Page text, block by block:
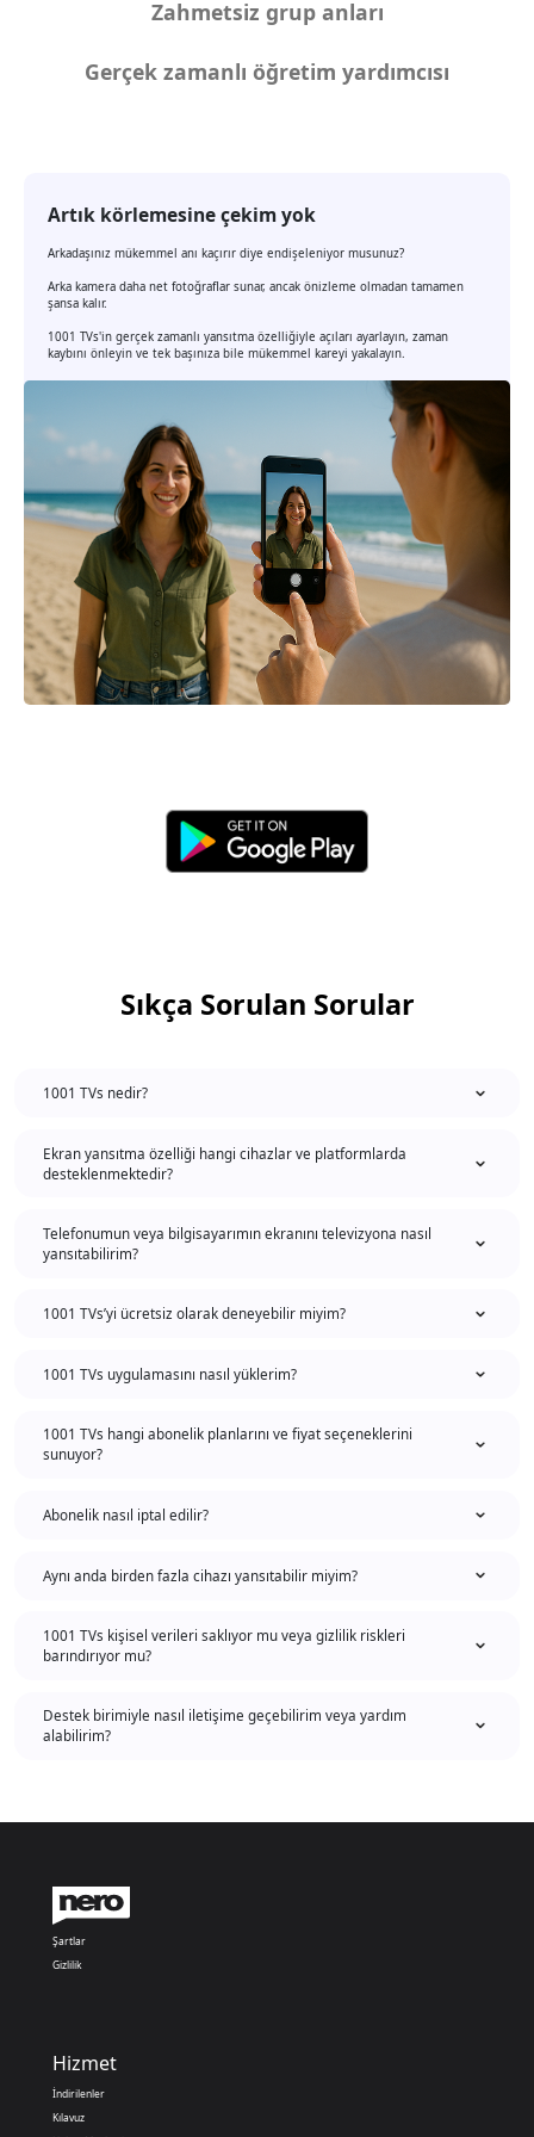
Zahmetsiz grup anları
Gerçek zamanlı öğretim yardımcısı
Artık körlemesine çekim yok
Arkadaşınız mükemmel anı kaçırır diye endişeleniyor musunuz?
Arka kamera daha net fotoğraflar sunar, ancak önizleme olmadan tamamen
şansa kalır.
1001 TVs'in gerçek zamanlı yansıtma özelliğiyle açıları ayarlayın, zaman
kaybını önleyin ve tek başınıza bile mükemmel kareyi yakalayın.
Sıkça Sorulan Sorular
1001 TVs nedir?
Ekran yansıtma özelliği hangi cihazlar ve platformlarda
desteklenmektedir?
Telefonumun veya bilgisayarımın ekranını televizyona nasıl
yansıtabilirim?
1001 TVs’yi ücretsiz olarak deneyebilir miyim?
1001 TVs uygulamasını nasıl yüklerim?
1001 TVs hangi abonelik planlarını ve fiyat seçeneklerini
sunuyor?
Abonelik nasıl iptal edilir?
Aynı anda birden fazla cihazı yansıtabilir miyim?
1001 TVs kişisel verileri saklıyor mu veya gizlilik riskleri
barındırıyor mu?
Destek birimiyle nasıl iletişime geçebilirim veya yardım
alabilirim?
Şartlar
Gizlilik
Hizmet
İndirilenler
Kılavuz